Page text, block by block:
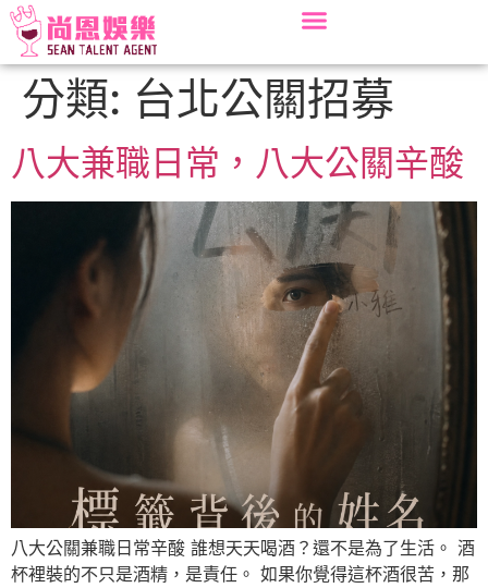
分類: 台北公關招募
八大兼職日常，八大公關辛酸
八大公關兼職日常辛酸 誰想天天喝酒？還不是為了生活。 酒
杯裡裝的不只是酒精，是責任。 如果你覺得這杯酒很苦，那